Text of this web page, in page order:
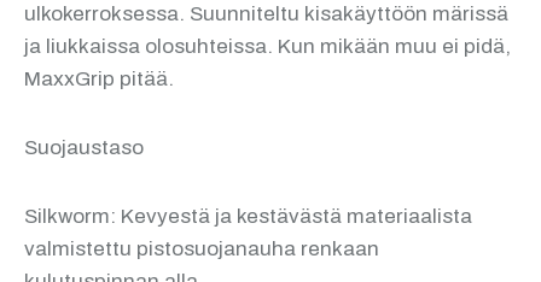
ulkokerroksessa. Suunniteltu kisakäyttöön märissä
ja liukkaissa olosuhteissa. Kun mikään muu ei pidä,
MaxxGrip pitää.
Suojaustaso
Silkworm: Kevyestä ja kestävästä materiaalista
valmistettu pistosuojanauha renkaan